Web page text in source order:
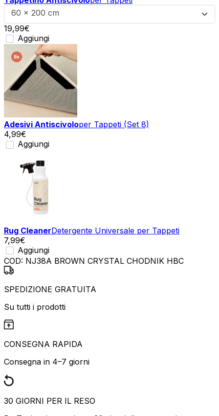
60 x 200 cm
19,99€
Aggiungi
Adesivi Antiscivoloper Tappeti (Set 8)
4,99€
Aggiungi
Rug CleanerDetergente Universale per Tappeti
7,99€
Aggiungi
COD: NJ38A BROWN CRYSTAL CHODNIK HBC
SPEDIZIONE GRATUITA
Su tutti i prodotti
CONSEGNA RAPIDA
Consegna in 4–7 giorni
30 GIORNI PER IL RESO